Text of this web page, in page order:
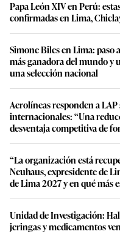
Papa León XIV en Perú:
confirmadas en Lima,
Simone Biles en Lima: paso
más ganadora del mundo y
una selección nacional
Aerolíneas responden a LAP
internacionales: “Una
desventaja competitiva de
“La organización está
Neuhaus, expresidente de
de Lima 2027 y en qué más
Unidad de Investigación:
jeringas y medicamentos